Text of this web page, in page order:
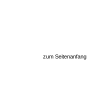
zum Seitenanfang